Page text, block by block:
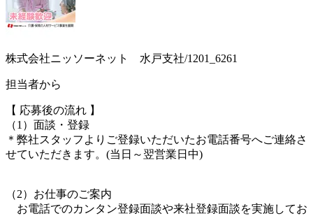
株式会社ニッソーネット 水戸支社/1201_6261
担当者から
【 応募後の流れ 】
（1）面談・登録
＊弊社スタッフよりご登録いただいたお電話番号へご連絡さ
せていただきます。(当日～翌営業日中)
（2）お仕事のご案内
お電話でのカンタン登録面談や来社登録面談を実施してお